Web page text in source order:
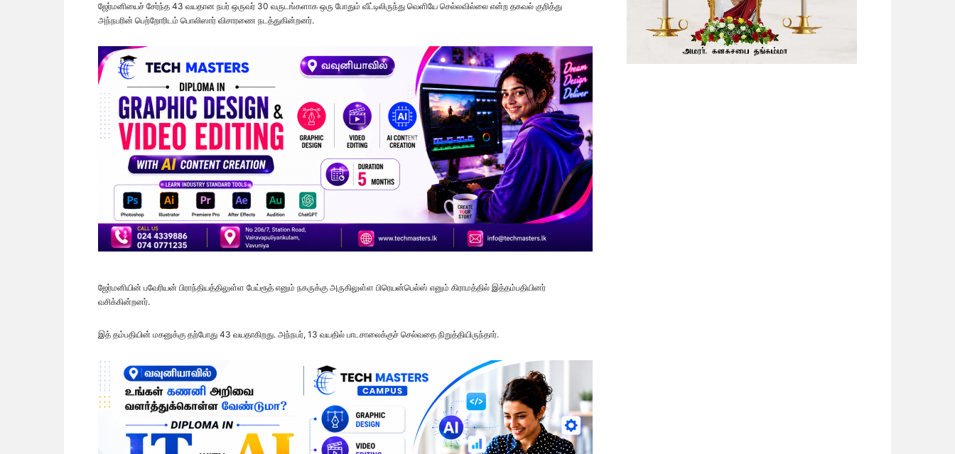
ஜேர்மனியைச் சேர்ந்த 43 வயதான நபர் ஒருவர் 30 வருடங்களாக ஒரு போதும் வீட்டிலிருந்து வெளியே செல்லவில்லை என்ற தகவல் குறித்து
அந்நபரின் பெற்றோரிடம் பொலிஸார் விசாரணை நடத்துகின்றனர்.
ஜேர்மனியின் பவேரியன் பிராந்தியத்திலுள்ள பேய்ரூத் எனும் நகருக்கு அருகிலுள்ள பிரெயன்பெல்ஸ் எனும் கிராமத்தில் இத்தம்பதியினர்
வசிக்கின்றனர்.
இத் தம்பதியின் மகனுக்கு தற்போது 43 வயதாகிறது. அந்நபர், 13 வயதில் பாடசாலைக்குச் செல்வதை நிறுத்தியிருந்தார்.